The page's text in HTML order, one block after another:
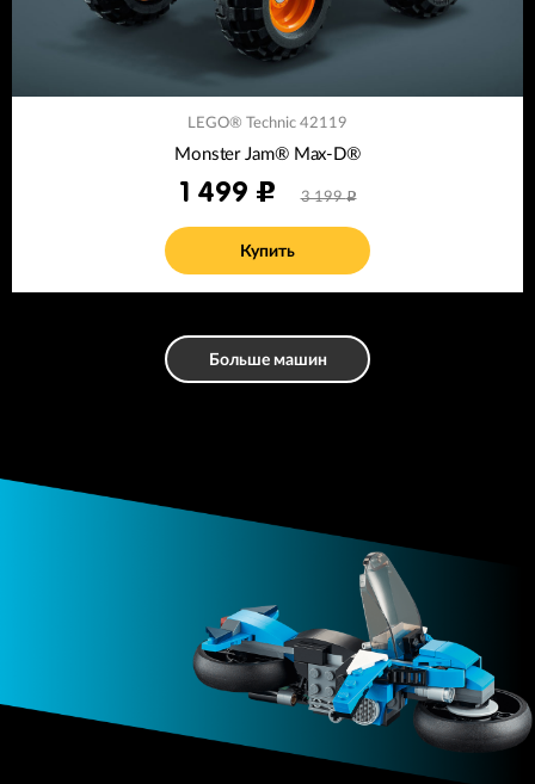
LEGO® Technic 42119
Monster Jam® Max-D®
1 499 3 199
Купить
Больше машин